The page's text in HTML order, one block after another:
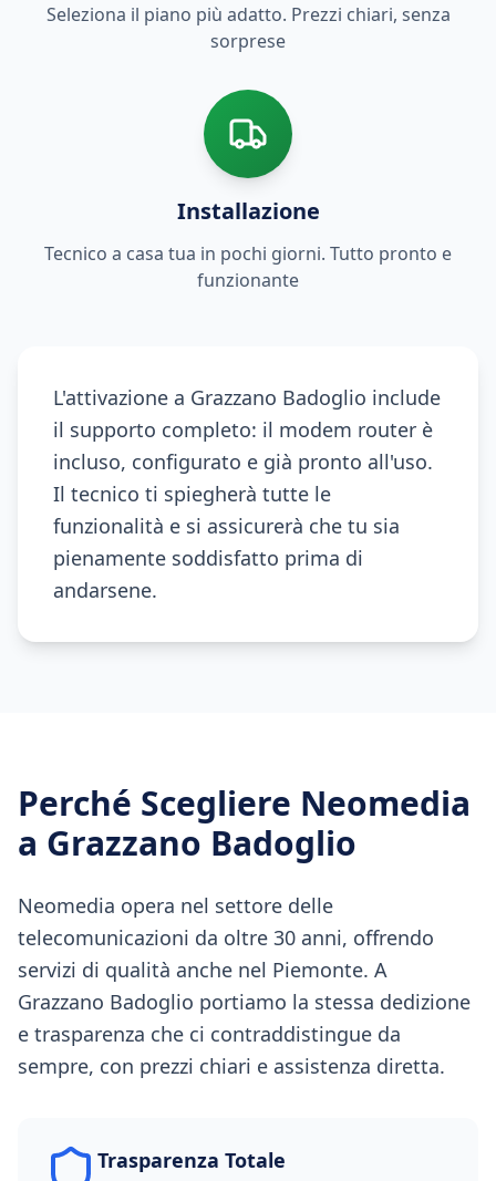
Seleziona il piano più adatto. Prezzi chiari, senza
sorprese
Installazione
Tecnico a casa tua in pochi giorni. Tutto pronto e
funzionante
L'attivazione a Grazzano Badoglio include
il supporto completo: il modem router è
incluso, configurato e già pronto all'uso.
Il tecnico ti spiegherà tutte le
funzionalità e si assicurerà che tu sia
pienamente soddisfatto prima di
andarsene.
Perché Scegliere Neomedia
a Grazzano Badoglio
Neomedia opera nel settore delle
telecomunicazioni da oltre 30 anni, offrendo
servizi di qualità anche nel Piemonte. A
Grazzano Badoglio portiamo la stessa dedizione
e trasparenza che ci contraddistingue da
sempre, con prezzi chiari e assistenza diretta.
Trasparenza Totale